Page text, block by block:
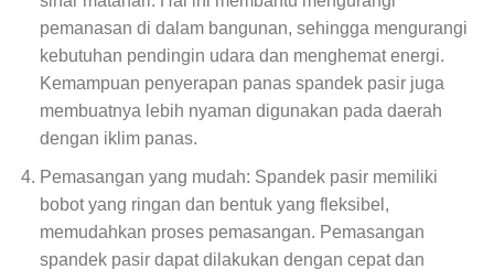
pemanasan di dalam bangunan, sehingga mengurangi
kebutuhan pendingin udara dan menghemat energi.
Kemampuan penyerapan panas spandek pasir juga
membuatnya lebih nyaman digunakan pada daerah
dengan iklim panas.
Pemasangan yang mudah: Spandek pasir memiliki
bobot yang ringan dan bentuk yang fleksibel,
memudahkan proses pemasangan. Pemasangan
spandek pasir dapat dilakukan dengan cepat dan